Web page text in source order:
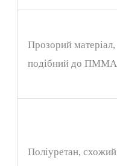
Прозорий матеріал,
подібний до ПММА
Поліуретан, схожий